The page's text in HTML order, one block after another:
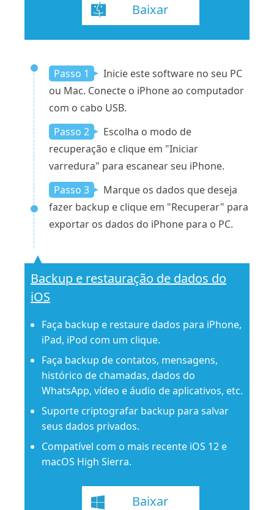
Baixar
Passo 1
Inicie este software no seu PC
ou Mac. Conecte o iPhone ao computador
com o cabo USB.
Passo 2
Escolha o modo de
recuperação e clique em "Iniciar
varredura" para escanear seu iPhone.
Passo 3
Marque os dados que deseja
fazer backup e clique em "Recuperar" para
exportar os dados do iPhone para o PC.
Backup e restauração de dados do
iOS
Faça backup e restaure dados para iPhone,
iPad, iPod com um clique.
Faça backup de contatos, mensagens,
histórico de chamadas, dados do
WhatsApp, vídeo e áudio de aplicativos, etc.
Suporte criptografar backup para salvar
seus dados privados.
Compatível com o mais recente iOS 12 e
macOS High Sierra.
Baixar